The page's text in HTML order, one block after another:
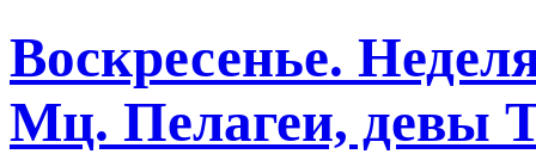
Воскресенье.
Мц. Пелагеи, девы